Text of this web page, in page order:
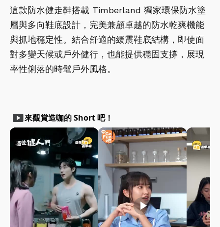
這款防水健走鞋搭載 Timberland 獨家環保防水塗
層與多向鞋底設計，完美兼顧卓越的防水乾爽機能
與抓地穩定性。結合舒適的緩震鞋底結構，即使面
對多變天候或戶外健行，也能提供穩固支撐，展現
率性俐落的時髦戶外風格。
smart_display來觀賞造咖的 Short 吧！
play_arrow play_arrow